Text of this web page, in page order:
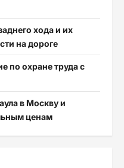
хода и их
на дороге
по охране труда с
в Москву и
ценам